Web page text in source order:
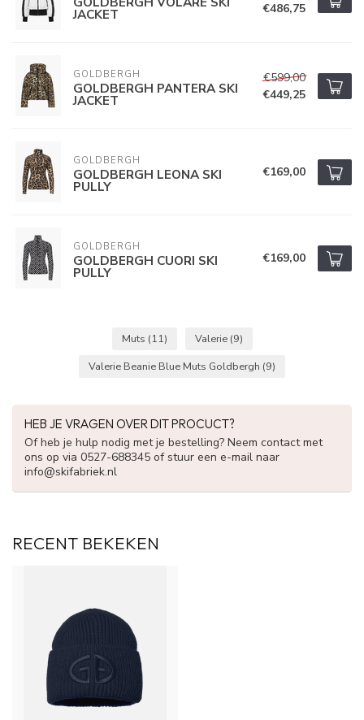
JACKET
€486,75
GOLDBERGH
GOLDBERGH PANTERA SKI
JACKET
€599,00
€449,25
GOLDBERGH
GOLDBERGH LEONA SKI
PULLY
€169,00
GOLDBERGH
GOLDBERGH CUORI SKI
PULLY
€169,00
Muts (11) Valerie (9)
Valerie Beanie Blue Muts Goldbergh (9)
HEB JE VRAGEN OVER DIT PROCUCT?
Of heb je hulp nodig met je bestelling? Neem contact met
ons op via 0527-688345 of stuur een e-mail naar
info@skifabriek.nl
RECENT BEKEKEN